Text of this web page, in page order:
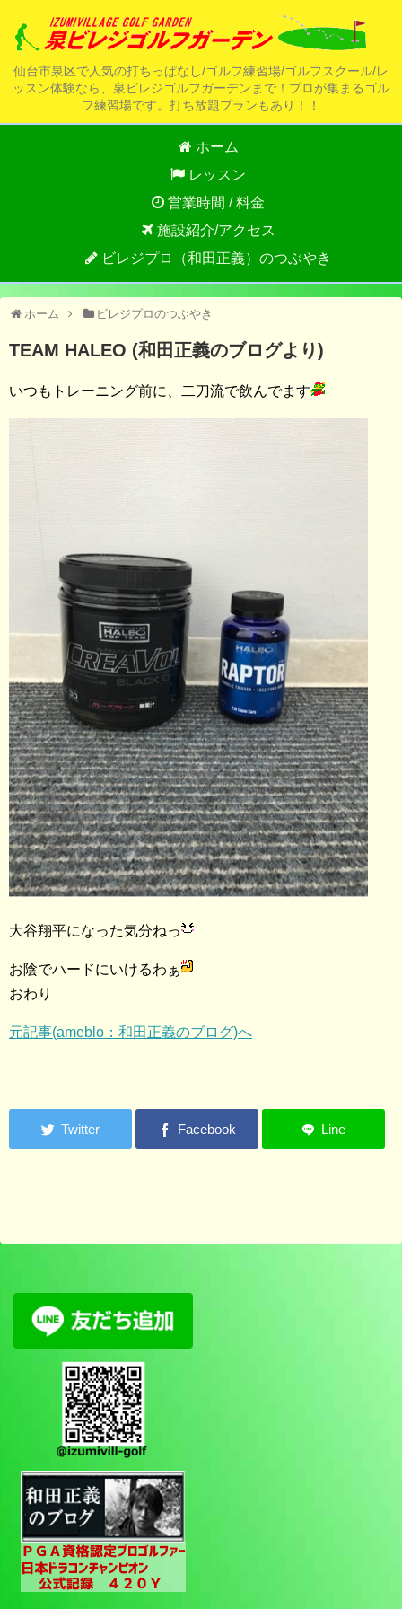
仙台市泉区で人気の打ちっぱなし/ゴルフ練習場/ゴルフスクール/レ
ッスン体験なら、泉ビレジゴルフガーデンまで！プロが集まるゴル
フ練習場です。打ち放題プランもあり！！
ホーム
レッスン
営業時間 / 料金
施設紹介/アクセス
ビレジプロ（和田正義）のつぶやき
ホーム ビレジプロのつぶやき
TEAM HALEO (和田正義のブログより)
いつもトレーニング前に、二刀流で飲んでます
大谷翔平になった気分ねっ
お陰でハードにいけるわぁ
おわり
元記事(ameblo：和田正義のブログ)へ